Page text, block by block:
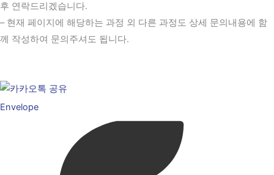
후 연락드리겠습니다.
– 현재 페이지에 해당하는 과정 외 다른 과정도 상세 문의내용에 함
께 작성하여 문의주셔도 됩니다.
Envelope